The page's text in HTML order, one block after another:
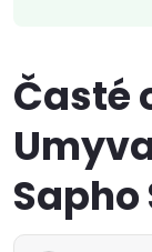
Časté
Sapho